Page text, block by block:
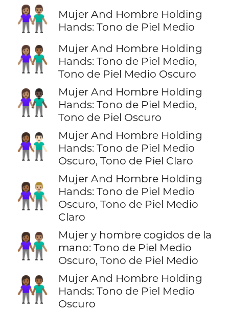
👫🏽
Mujer And Hombre Holding
Hands: Tono de Piel Medio
👩🏽‍🤝‍👨🏾
Mujer And Hombre Holding
Hands: Tono de Piel Medio,
Tono de Piel Medio Oscuro
👩🏽‍🤝‍👨🏿
Mujer And Hombre Holding
Hands: Tono de Piel Medio,
Tono de Piel Oscuro
👩🏾‍🤝‍👨🏻
Mujer And Hombre Holding
Hands: Tono de Piel Medio
Oscuro, Tono de Piel Claro
👩🏾‍🤝‍👨🏼
Mujer And Hombre Holding
Hands: Tono de Piel Medio
Oscuro, Tono de Piel Medio
Claro
👩🏾‍🤝‍👨🏽
Mujer y hombre cogidos de la
mano: Tono de Piel Medio
Oscuro, Tono de Piel Medio
👫🏾
Mujer And Hombre Holding
Hands: Tono de Piel Medio
Oscuro